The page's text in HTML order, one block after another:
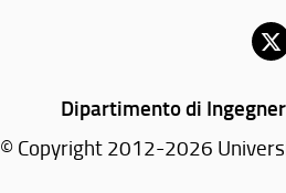
Dipartimento di
© Copyright 2012-2026